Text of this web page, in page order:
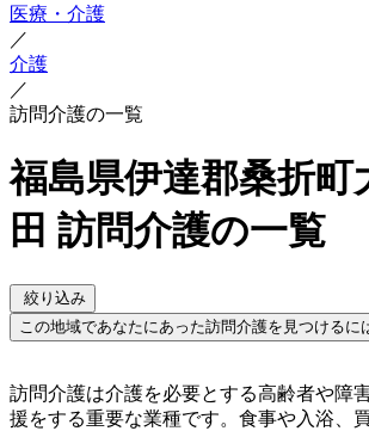
医療・介護
／
介護
／
訪問介護の一覧
福島県伊達郡桑折町
田 訪問介護の一覧
絞り込み
この地域であなたにあった訪問介護を見つけるに
訪問介護は介護を必要とする高齢者や障
援をする重要な業種です。食事や入浴、